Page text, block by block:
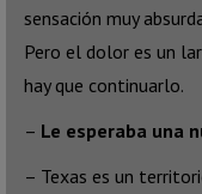
sensación muy
Pero el dolor es un
hay que continuarlo.
– Le esperaba una
– Texas es un